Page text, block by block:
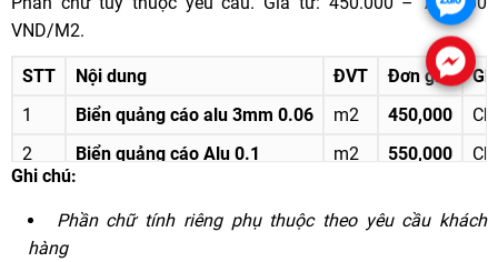
VND/M2.
STT Nội dung ĐVT Đơn giá
1
Biển quảng cáo alu 3mm 0.06 m2 450,000
2
Biển quảng cáo Alu 0.1 m2 550,000
Ghi chú:
Phần chữ tính riêng phụ thuộc theo yêu cầu khách
hàng